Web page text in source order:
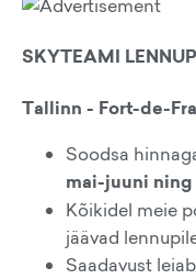
SKYTEAMI
Tallinn - Fort-de-
Soodsa
mai-juuni
Kõikidel meie
jäävad
Saadavust